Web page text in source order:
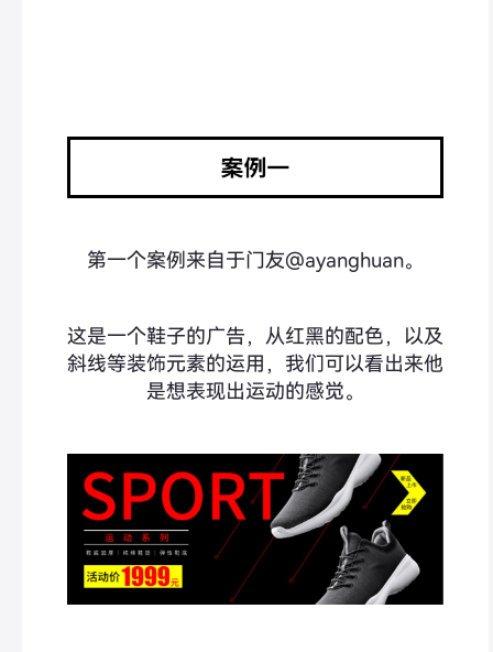
第一个案例来自于门友@ayanghuan。
这是一个鞋子的广告，从红黑的配色，以及
斜线等装饰元素的运用，我们可以看出来他
是想表现出运动的感觉。